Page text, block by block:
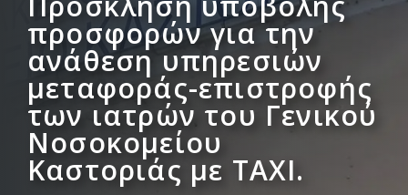
προσφορών για την
ανάθεση υπηρεσιών
μεταφοράς-επιστροφής
των ιατρών του Γενικού
Νοσοκομείου
Καστοριάς με ΤΑΧΙ.